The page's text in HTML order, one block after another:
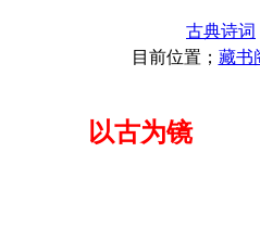
古典诗词
目前位置； 藏书
以古为镜